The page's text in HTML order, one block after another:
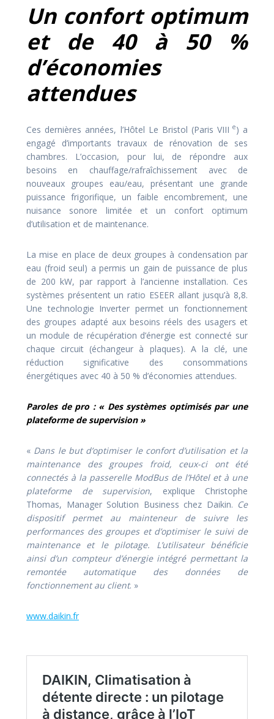
Un confort optimum
et de 40 à 50 %
d’économies
attendues
Ces dernières années, l’Hôtel Le Bristol (Paris VIII e) a
engagé d’importants travaux de rénovation de ses
chambres. L’occasion, pour lui, de répondre aux
besoins en chauffage/rafraîchissement avec de
nouveaux groupes eau/eau, présentant une grande
puissance frigorifique, un faible encombrement, une
nuisance sonore limitée et un confort optimum
d’utilisation et de maintenance.
La mise en place de deux groupes à condensation par
eau (froid seul) a permis un gain de puissance de plus
de 200 kW, par rapport à l’ancienne installation. Ces
systèmes présentent un ratio ESEER allant jusqu’à 8,8.
Une technologie Inverter permet un fonctionnement
des groupes adapté aux besoins réels des usagers et
un module de récupération d’énergie est connecté sur
chaque circuit (échangeur à plaques). A la clé, une
réduction significative des consommations
énergétiques avec 40 à 50 % d’économies attendues.
Paroles de pro : « Des systèmes optimisés par une
plateforme de supervision »
« Dans le but d’optimiser le confort d’utilisation et la
maintenance des groupes froid, ceux-ci ont été
connectés à la passerelle ModBus de l’Hôtel et à une
plateforme de supervision, explique Christophe
Thomas, Manager Solution Business chez Daikin. Ce
dispositif permet au mainteneur de suivre les
performances des groupes et d’optimiser le suivi de
maintenance et le pilotage. L’utilisateur bénéficie
ainsi d’un compteur d’énergie intégré permettant la
remontée automatique des données de
fonctionnement au client. »
www.daikin.fr